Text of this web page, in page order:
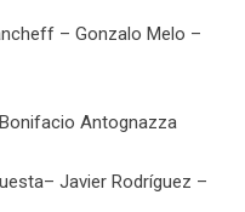
– Gonzalo Melo –
Antognazza
Javier Rodríguez –